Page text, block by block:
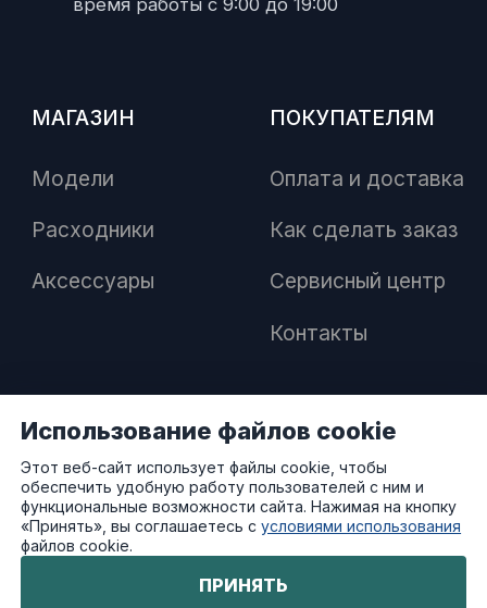
время работы с 9:00 до 19:00
МАГАЗИН
Модели
Расходники
Аксессуары
ПОКУПАТЕЛЯМ
Оплата и доставка
Как сделать заказ
Сервисный центр
Контакты
ПАРТНЕРАМ
Как стать дилером
Преимущества работы с нами
Использование файлов cookie
Этот веб-сайт использует файлы cookie, чтобы
обеспечить удобную работу пользователей с ним и
функциональные возможности сайта. Нажимая на кнопку
«Принять», вы соглашаетесь сусловиями использования
файлов cookie.
ПРИНЯТЬ